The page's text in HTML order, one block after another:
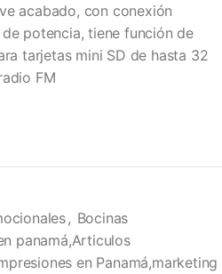
acabado, con conexión
potencia, tiene función de
tarjetas mini SD de hasta 32
FM
, Bocinas
panamá,Articulos
en Panamá,marketing